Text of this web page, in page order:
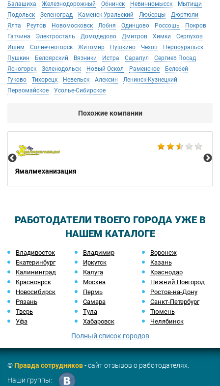
Балашиха
Железнодорожный Обнинск Невинномысск
Мытищи
Подольск
Зеленоград Каменск-Уральский Люберцы
Дюртюли
Ялта
Реутов Новомосковск Лобня Одинцово Россошь
Покров
Гатчина
Электросталь Домодедово Дмитров Химки
Серпухов
Ишим
Солнечногорск Житомир Пушкино Чехов
Первоуральск
Пушкин
Белоярский Вязники Истра Сарапул
Сергиев Посад
Ясногорск
Зеленодольск Новый Оскол Раменское
Белебей
Гуково
Тихорецк Невельск Алексин
Ленинск-Кузнецкий
Первомайское
Усолье-Сибирское
Похожие компании
Ямалмеханизация
РАБОТОДАТЕЛИ ТВОЕГО ГОРОДА УЖЕ В
НАШЕМ КАТАЛОГЕ
Владивосток Владимир
Воронеж
Екатеринбург
Иркутск
Казань
Калининград
Калуга
Краснодар
Красноярск
Москва
Нижний Новгород
Новосибирск
Пермь
Ростов-на-Дону
Рязань
Самара
Санкт-Петербург
Тверь
Тула
Тюмень
Уфа
Хабаровск Челябинск
Полный список городов
©Правда сотрудников- сайт отзывов о работодателях.
Наши группы: